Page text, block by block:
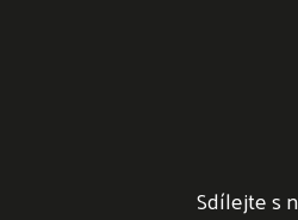
Sdílejte s